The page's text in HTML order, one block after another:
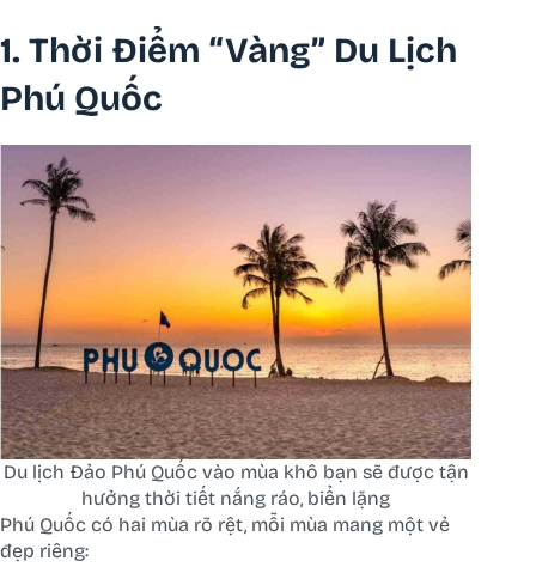
1. Thời Điểm “Vàng” Du Lịch
Phú Quốc
Du lịch Đảo Phú Quốc vào mùa khô bạn sẽ được tận
hưởng thời tiết nắng ráo, biển lặng
Phú Quốc có hai mùa rõ rệt, mỗi mùa mang một vẻ
đẹp riêng: